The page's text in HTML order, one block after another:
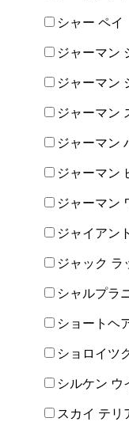
シャー ペイ
ジャーマン
ジャーマン
ジャーマン
ジャーマン
ジャーマン
ジャーマン
ジャイアン
ジャック ラ
シャルプラ
ショートヘ
ショロイツ
シルケン ウ
スカイ テリ